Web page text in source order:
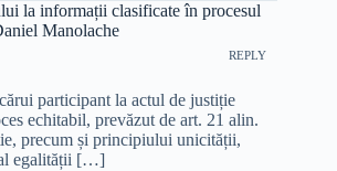
la informații clasificate în procesul
Manolache
REPLY
participant la actul de justiție
echitabil, prevăzut de art. 21 alin.
precum și principiului unicității,
egalității […]